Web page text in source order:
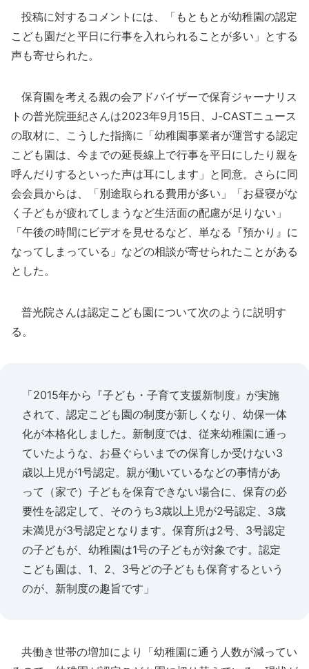
投稿に対するコメントには、「もともとが幼稚園の認定
こども園だと平日に行事を入れられることが多い」とする
声も寄せられた。
保育園を考える親の会アドバイザーで保育ジャーナリス
トの普光院亜紀さんは2023年9月15日、J-CASTニュース
の取材に、こうした指摘に「幼稚園事業者が運営する認定
こども園は、今までの延長線上で行事を平日にしたり親を
呼んだりするといった声は耳にします」と同意。さらに同
会会員からは、「別途取られる費用が多い」「お昼寝がな
く子どもが疲れてしまうなど生活面の配慮が足りない」
「午後の時間にビデオを見せるなど、単なる『預かり』に
なってしまっている」などの相談が寄せられたことがある
とした。
普光院さんは認定こども園について次のように説明す
る。
「2015年から『子ども・子育て支援新制度』が実施
されて、認定こども園の制度が新しくなり、幼保一体
化が本格化しました。新制度では、従来幼稚園に通っ
ていたような、お昼ぐらいまでの保育しか受けない3
歳以上児が1号認定。親が働いているなどの事情があ
って（家で）子どもを保育できない場合に、保育の必
要性を認定して、そのうち3歳以上児が2号認定、3歳
未満児が3号認定となります。保育所は2号、3号認定
の子どもが、幼稚園は1号の子どもが対象です。認定
こども園は、1、2、3号どの子どもも保育するという
のが、新制度の趣旨です」
共働き世帯の増加により「幼稚園に通う人数が減ってい